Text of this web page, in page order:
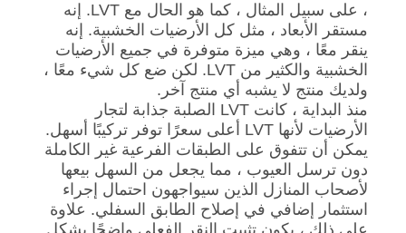
، على سبيل المثال ، كما هو الحال مع LVT. إنه
مستقر الأبعاد ، مثل كل الأرضيات الخشبية. إنه
ينقر معًا ، وهي ميزة متوفرة في جميع الأرضيات
الخشبية والكثير من LVT. لكن ضع كل شيء معًا ،
ولديك منتج لا يشبه أي منتج آخر.
منذ البداية ، كانت LVT الصلبة جذابة لتجار
الأرضيات لأنها LVT أعلى سعرًا توفر تركيبًا أسهل.
يمكن أن تتفوق على الطبقات الفرعية غير الكاملة
دون ترسل العيوب ، مما يجعل من السهل بيعها
لأصحاب المنازل الذين سيواجهون احتمال إجراء
استثمار إضافي في إصلاح الطابق السفلي. علاوة
على ذلك ، يكون تثبيت النقر الفعلي واضحًا بشكل